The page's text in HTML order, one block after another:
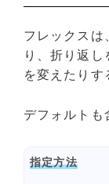
フレックスは
り、折り返
を変えたりす
デフォルトも
指定方法